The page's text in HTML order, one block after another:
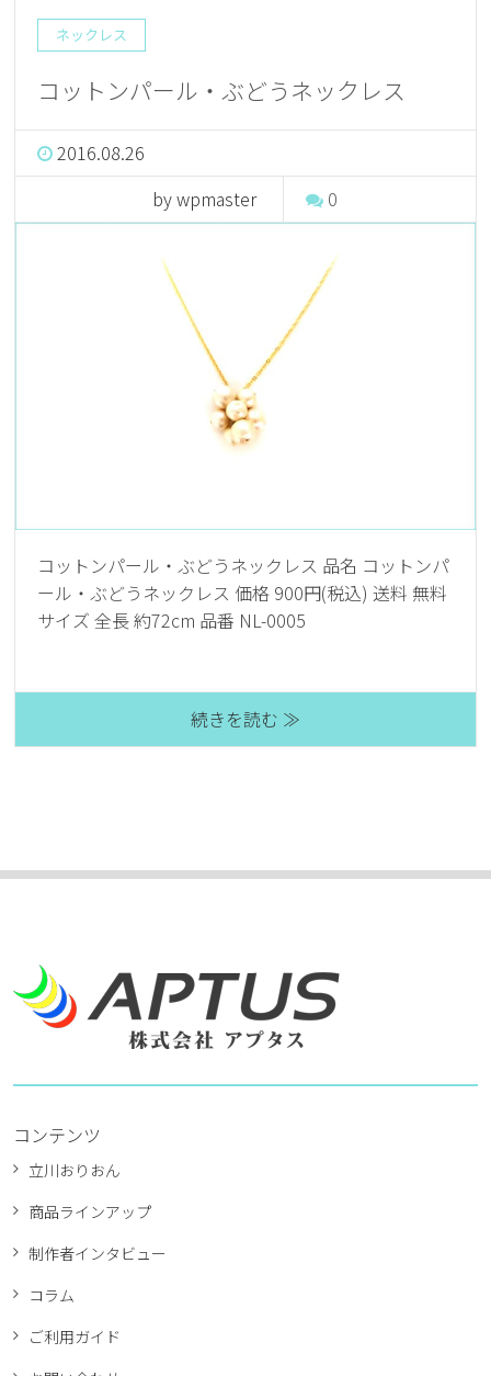
ネックレス
コットンパール・ぶどうネックレス
2016.08.26
by wpmaster
0
コットンパール・ぶどうネックレス 品名 コットンパ
ール・ぶどうネックレス 価格 900円(税込) 送料 無料
サイズ 全長 約72cm 品番 NL-0005
続きを読む ≫
コンテンツ
立川おりおん
商品ラインアップ
制作者インタビュー
コラム
ご利用ガイド